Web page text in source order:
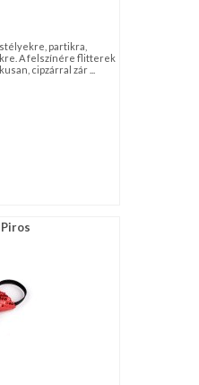
partikra,
A felszínére flitterek
cipzárral zár ...